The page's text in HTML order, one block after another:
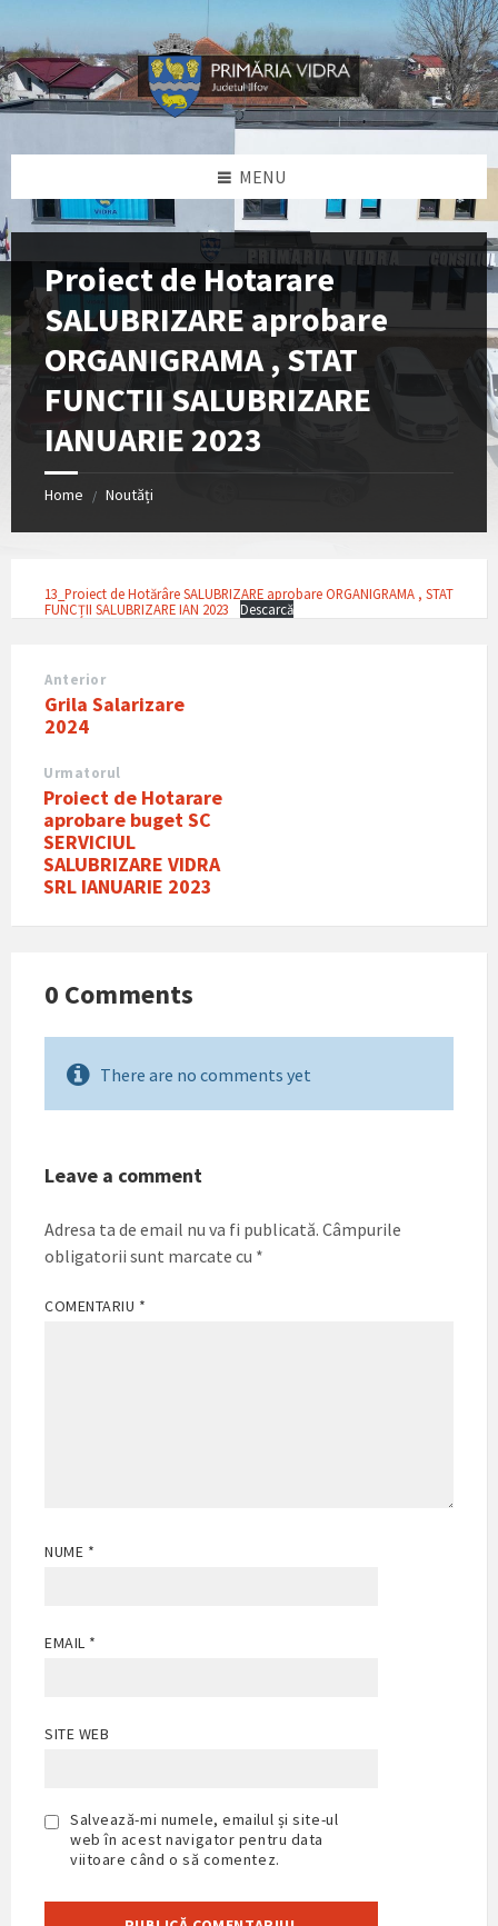
content
left
sidebar
right
sidebar
footer
MENU
Proiect de Hotarare
SALUBRIZARE aprobare
ORGANIGRAMA , STAT
FUNCTII SALUBRIZARE
IANUARIE 2023
Home / Noutăți
13_Proiect de Hotărâre SALUBRIZARE aprobare ORGANIGRAMA , STAT
FUNCȚII SALUBRIZARE IAN 2023
Descarcă
Anterior
Grila Salarizare
2024
Urmatorul
Proiect de Hotarare
aprobare buget SC
SERVICIUL
SALUBRIZARE VIDRA
SRL IANUARIE 2023
0 Comments
There are no comments yet
Leave a comment
Adresa ta de email nu va fi publicată. Câmpurile
obligatorii sunt marcate cu *
COMENTARIU *
NUME *
EMAIL *
SITE WEB
Salvează-mi numele, emailul și site-ul
web în acest navigator pentru data
viitoare când o să comentez.